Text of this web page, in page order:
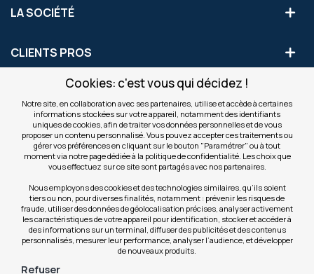
Cookies: c'est vous qui décidez !
Notre site, en collaboration avec ses partenaires, utilise et accède à certaines
informations stockées sur votre appareil, notamment des identifiants
uniques de cookies, afin de traiter vos données personnelles et de vous
proposer un contenu personnalisé. Vous pouvez accepter ces traitements ou
gérer vos préférences en cliquant sur le bouton "Paramétrer" ou à tout
moment via notre page dédiée à la politique de confidentialité. Les choix que
vous effectuez sur ce site sont partagés avec nos partenaires.
Nous employons des cookies et des technologies similaires, qu’ils soient
tiers ou non, pour diverses finalités, notamment : prévenir les risques de
fraude, utiliser des données de géolocalisation précises, analyser activement
les caractéristiques de votre appareil pour identification, stocker et accéder à
des informations sur un terminal, diffuser des publicités et des contenus
personnalisés, mesurer leur performance, analyser l’audience, et développer
de nouveaux produits.
Refuser
LA SOCIÉTÉ
CLIENTS PROS
S'INSCRIRE AUX OFFRES COMMERCIALES
Inscription
notre
newsletter
Valider
NOS SITES